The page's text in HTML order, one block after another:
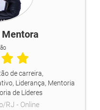
Mentora
de carreira,
Liderança, Mentoria
de Líderes
RJ - Online